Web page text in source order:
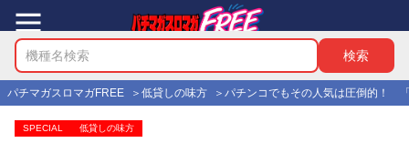
パチマガスロマガFREE 低貸しの味方 パチンコでもその人気は圧倒的！
SPECIAL 低貸しの味方